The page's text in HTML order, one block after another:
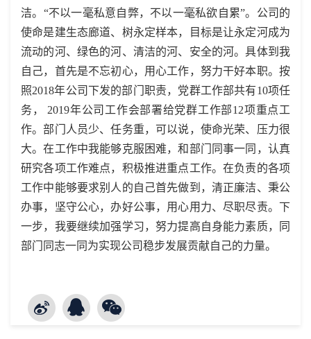
洁。“不以一毫私意自弊，不以一毫私欲自累”。公司的
使命是建生态廊道、树永定样本，目标是让永定河成为
流动的河、绿色的河、清洁的河、安全的河。具体到我
自己，首先是不忘初心，用心工作，努力干好本职。按
照2018年公司下发的部门职责，党群工作部共有10项任
务， 2019年公司工作会部署给党群工作部12项重点工
作。部门人员少、任务重，可以说，使命光荣、压力很
大。在工作中我能够克服困难，和部门同事一同，认真
研究各项工作难点，积极推进重点工作。在负责的各项
工作中能够要求别人的自己首先做到，清正廉洁、秉公
办事，坚守公心，办好公事，用心用力、尽职尽责。下
一步，我要继续加强学习，努力提高自身能力素质，同
部门同志一同为实现公司稳步发展贡献自己的力量。